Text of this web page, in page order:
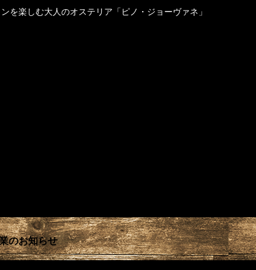
を楽しむ大人のオステリア「ピノ・ジョーヴァネ」
のお知らせ